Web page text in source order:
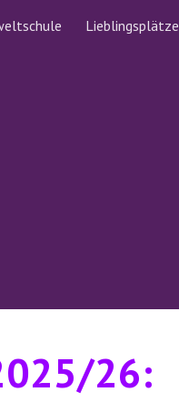
Lieblingsplätze
26: